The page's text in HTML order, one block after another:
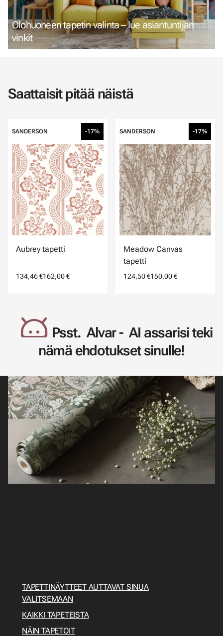
Olohuoneen tapetin valinta – lue asiantuntijan
vinkit
Saattaisit pitää näistä
SANDERSON -17%
Aubrey tapetti
134,46 €162,00 €
SANDERSON -17%
Meadow Canvas
tapetti
124,50 €150,00 €
Psst. Alvar - AI assarisi teki
nämä ehdotukset sinulle!
TAPETTINÄYTTEET AUTTAVAT SINUA
VALITSEMAAN
KAIKKI TAPETEISTA
NÄIN TAPETOIT